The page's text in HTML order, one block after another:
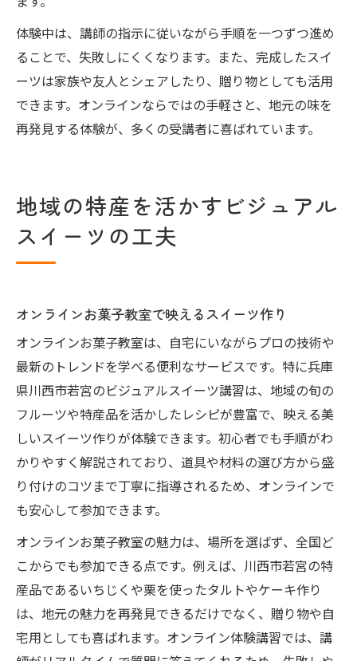
体験中は、講師の指示に従いながら手順を一つずつ進め
ることで、失敗しにくくなります。また、完成したスイ
ーツは家族や友人とシェアしたり、贈り物としても活用
できます。オンラインならではの手軽さと、地元の味を
再発見する体験が、多くの受講者に喜ばれています。
地域の特産を活かすビジュアル
スイーツの工夫
オンラインお菓子教室で映えるスイーツ作り
オンラインお菓子教室は、自宅にいながらプロの技術や
最新のトレンドを学べる便利なサービスです。特に兵庫
県川西市若宮のビジュアルスイーツ講習は、地域の旬の
フルーツや特産品を活かしたレシピが豊富で、映える美
しいスイーツ作りが体験できます。初心者でも手順がわ
かりやすく解説されており、道具や材料の選び方から盛
り付けのコツまで丁寧に指導されるため、オンラインで
も安心して参加できます。
オンラインお菓子教室の魅力は、場所を選ばず、全国ど
こからでも参加できる点です。例えば、川西市若宮の特
産品であるいちじくや栗を使ったタルトやケーキ作り
は、地元の魅力を再発見できるだけでなく、贈り物や自
宅用としても喜ばれます。オンライン体験講習では、講